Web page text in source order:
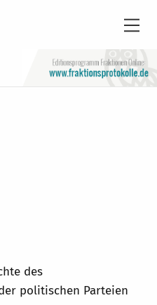
des
politischen Parteien